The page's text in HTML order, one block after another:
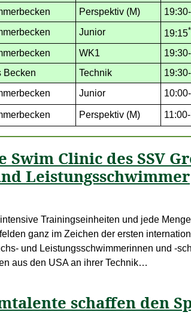
Perspektiv (M)
Junior 19:15*
WK1
Becken
Technik
Junior
Perspektiv (M)
Clinic des SSV
Leistungsschwimmer
Trainingseinheiten und jede
ganz im Zeichen der ersten
und Leistungsschwimmerinnen und -
aus den USA an ihrer Technik…
schaffen den